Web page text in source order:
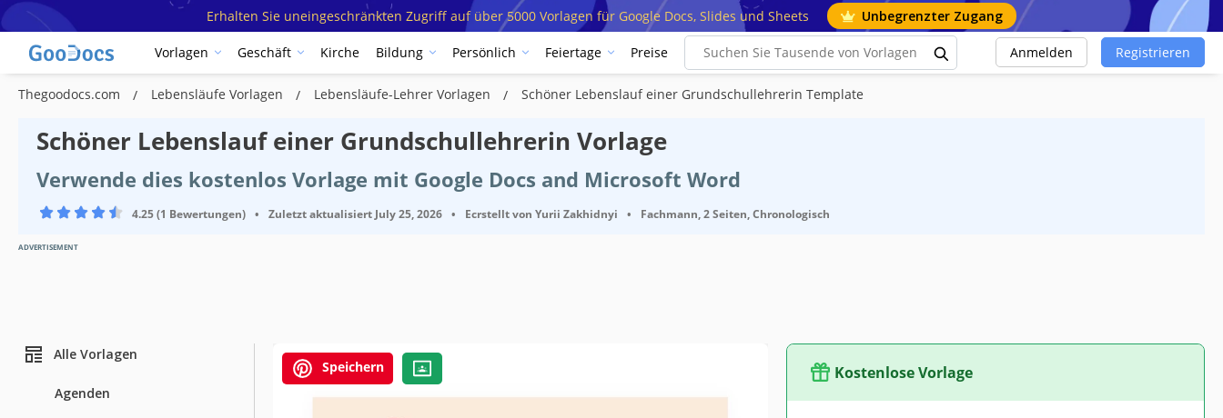
Erhalten Sie uneingeschränkten Zugriff auf über 5000 Vorlagen für Google Docs, Slides und Sheets Unbegrenzter Zugang
Vorlagen Geschäft Kirche Bildung Persönlich Feiertage Preise Anmelden Registrieren
Thegoodocs.com Lebensläufe Vorlagen Lebensläufe-Lehrer Vorlagen Schöner Lebenslauf einer Grundschullehrerin Template
Schöner Lebenslauf einer Grundschullehrerin Vorlage
Verwende dies kostenlos Vorlage mit Google Docs and Microsoft Word
4.25 (1 Bewertungen) • Zuletzt aktualisiert July 25, 2026 • Ecrstellt von Yurii Zakhidnyi • Fachmann, 2 Seiten, Chronologisch
ADVERTISEMENT
Alle Vorlagen
Agenden
Speichern Kostenlose Vorlage